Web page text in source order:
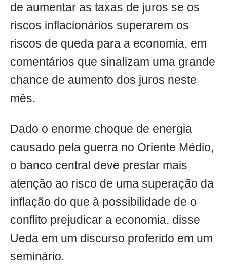
de aumentar as taxas de juros se os
riscos inflacionários superarem os
riscos de queda para a economia, em
comentários que sinalizam uma grande
chance de aumento dos juros neste
mês.
Dado o enorme choque de energia
causado pela guerra no Oriente Médio,
o banco central deve prestar mais
atenção ao risco de uma superação da
inflação do que à possibilidade de o
conflito prejudicar a economia, disse
Ueda em um discurso proferido em um
seminário.